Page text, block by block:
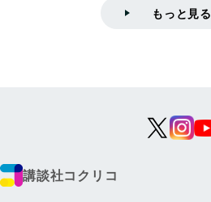
もっと見る
講談社コクリコ